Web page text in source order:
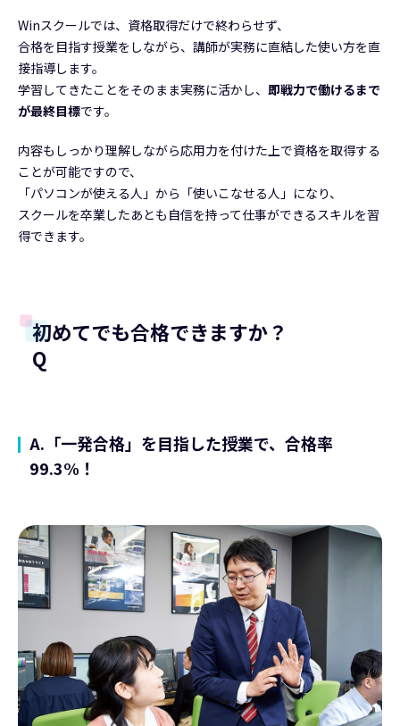
Winスクールでは、資格取得だけで終わらせず、
合格を目指す授業をしながら、講師が実務に直結した使い方を直
接指導します。
学習してきたことをそのまま実務に活かし、 即戦力で働けるまで
が最終目標です。
内容もしっかり理解しながら応用力を付けた上で資格を取得する
ことが可能ですので、
「パソコンが使える人」から「使いこなせる人」になり、
スクールを卒業したあとも自信を持って仕事ができるスキルを習
得できます。
Q
初めてでも合格できますか？
A.「一発合格」を目指した授業で、合格率
99.3%！